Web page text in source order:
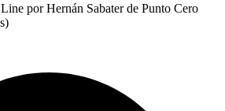
por Hernán Sabater de Punto Cero